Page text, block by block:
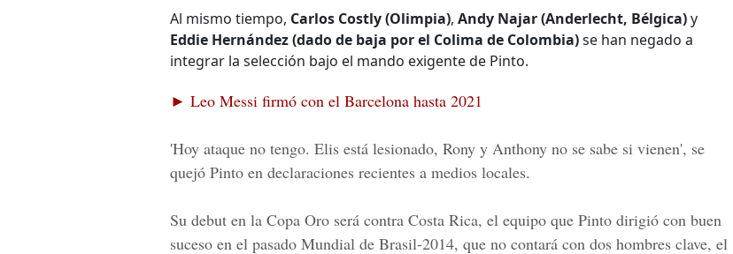
Al mismo tiempo, Carlos Costly (Olimpia), Andy Najar (Anderlecht, Bélgica)y
Eddie Hernández (dado de baja por el Colima de Colombia)se han negado a
integrar la selección bajo el mando exigente de Pinto.
► Leo Messi firmó con el Barcelona hasta 2021
'Hoy ataque no tengo. Elis está lesionado, Rony y Anthony no se sabe si vienen', se
quejó Pinto en declaraciones recientes a medios locales.
Su debut en la Copa Oro será contra Costa Rica, el equipo que Pinto dirigió con buen
suceso en el pasado Mundial de Brasil-2014, que no contará con dos hombres clave, el